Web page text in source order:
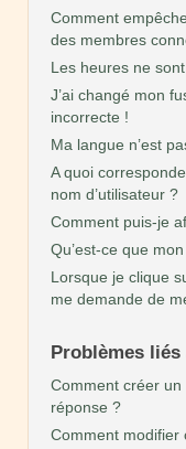
Comment
des membres
Les heures ne
J’ai changé mon
incorrecte !
Ma langue n’est
A quoi
nom d’utilisateur ?
Comment puis-je
Qu’est-ce que
Lorsque je clique
me demande de
Problèmes
Comment créer
réponse ?
Comment modifier